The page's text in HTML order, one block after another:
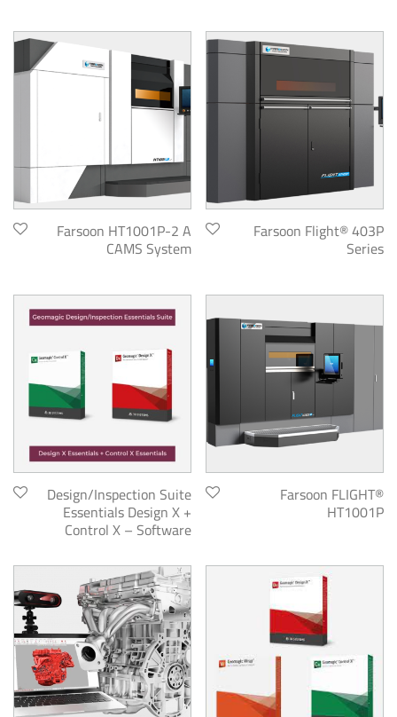
Farsoon Flight® 403P
Series
Farsoon HT1001P-2 A
CAMS System
Farsoon FLIGHT®
HT1001P
Design/Inspection Suite
Essentials Design X +
Control X – Software